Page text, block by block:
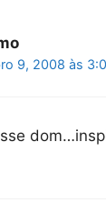
9, 2008 às